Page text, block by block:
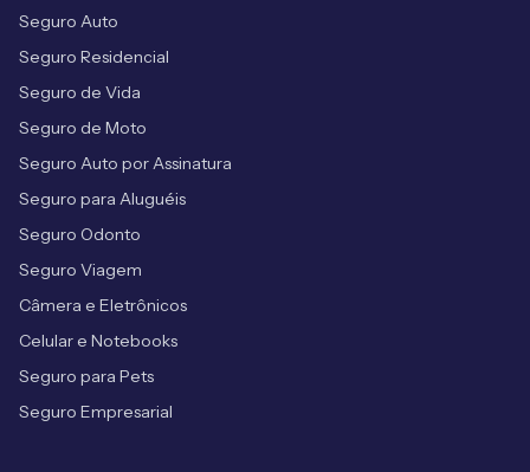
Seguro Auto
Seguro Residencial
Seguro de Vida
Seguro de Moto
Seguro Auto por Assinatura
Seguro para Aluguéis
Seguro Odonto
Seguro Viagem
Câmera e Eletrônicos
Celular e Notebooks
Seguro para Pets
Seguro Empresarial